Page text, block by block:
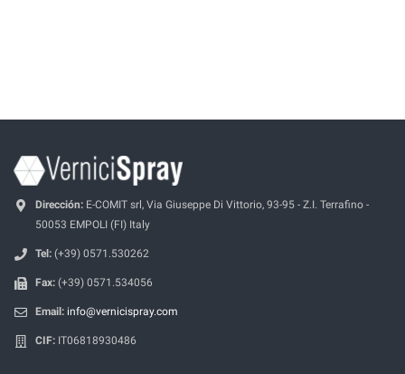
Dirección: E-COMIT srl, Via Giuseppe Di Vittorio, 93-95 - Z.I. Terrafino -
50053 EMPOLI (FI) Italy
Tel: (+39) 0571.530262
Fax: (+39) 0571.534056
Email: info@vernicispray.com
CIF: IT06818930486